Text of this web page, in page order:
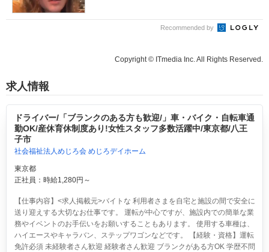
Recommended by
Copyright © ITmedia Inc. All Rights Reserved.
求人情報
ドライバー/「ブランクのある方も歓迎/」車・バイク・自転車通
勤OK/産休育休制度あり!女性スタッフ多数活躍中/東京都/八王
子市
社会福祉法人めじろ会 めじろデイホーム
東京都
正社員：時給1,280円～
【仕事内容】<求人掲載元>バイトな 利用者さまを自宅と施設の間で安全に
送り迎えする大切なお仕事です。 運転が中心ですが、施設内での簡単な業
務やイベントのお手伝いをお願いすることもあります。 使用する車種は、
ハイエースやキャラバン、ステップワゴンなどです。 【経験・資格】運転
免許必須 未経験者さん歓迎 経験者さん歓迎 ブランクがある方OK 学歴不問